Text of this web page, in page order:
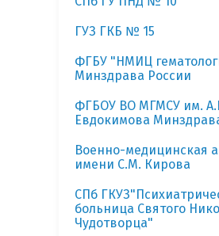
ГУЗ ГКБ № 15
ФГБУ "НМИЦ
Минздрава России
ФГБОУ ВО МГМСУ им.
Евдокимова
Военно-медицинская
имени С.М. Кирова
СПб
больница Святого
Чудотворца"